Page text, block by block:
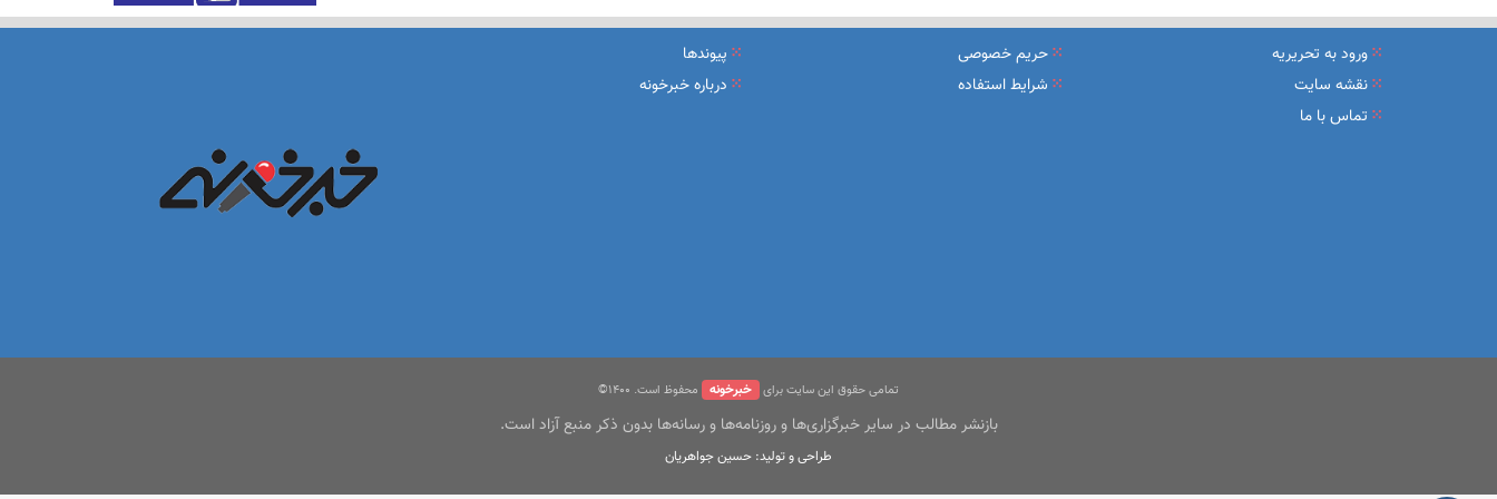
عقد تفاهم نامه عرضه محصول «مستمری مادام العمر ارس» بین شرکت بیمه باران و گروه صنعتی انتخاب
ورود به تحریریه
نقشه سایت
تماس با ما
حریم خصوصی
شرایط استفاده
پیوندها
درباره خبرخونه
تمامی حقوق این سایت برای خبرخونه محفوظ است. ۱400©
بازنشر مطالب در سایر خبرگزاری‌ها و روزنامه‌ها و رسانه‌ها بدون ذکر منبع آزاد است.
طراحی و تولید: حسین جواهریان